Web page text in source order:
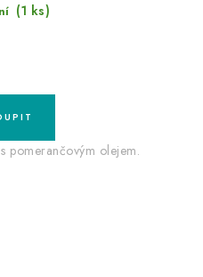
(1 ks)
pomerančovým olejem.